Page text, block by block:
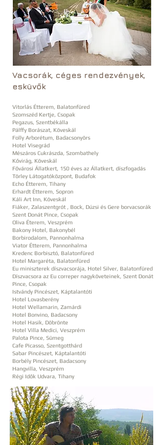
Vacsorák, céges rendezvények,
esküvők
Vitorlás Étterem, Balatonfüred
Szomszéd Kertje, Csopak
Pegazus, Szentbékálla
Pálffy Borászat, Köveskál
Folly Arborétum, Badacsonyörs
Hotel Visegrád
Mészáros Cukrászda, Szombathely
Kővirág, Köveskál
Fővárosi Állatkert, 150 éves az Állatkert, díszfogadás
Törley Látogatóközpont, Budafok
Echo Étterem, Tihany
Erhardt Étterem, Sopron
Káli Art Inn, Köveskál
Fiáker, Zalaszentgrót , Bock, Dúzsi és Gere borvacsorák
Szent Donát Pince, Csopak
Oliva Éterem, Veszprém
Bakony Hotel, Bakonybél
Borbirodalom, Pannonhalma
Viator Étterem, Pannonhalma
Kredenc Borbisztó, Balatonfüred
Hotel Margaréta, Balatonfüred
Eu miniszterek díszvacsorája, Hotel Silver, Balatonfüred
Díszvacsora az Eu correper nagyköveteinek, Szent Donát
Pince, Csopak
Istvándy Pincészet, Káptalantóti
Hotel Lovasberény
Hotel Wellamarin, Zamárdi
Hotel Bonvino, Badacsony
Hotel Hasik, Döbrönte
Hotel Villa Medici, Veszprém
Palota Pince, Sümeg
Cafe Picasso, Szentgotthárd
Sabar Pincészet, Káptalantóti
Borbély Pincészet, Badacsony
Hangvilla, Veszprém
Régi Idők Udvara, Tihany